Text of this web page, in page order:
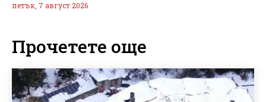
петък, 7 август 2026
Прочетете още